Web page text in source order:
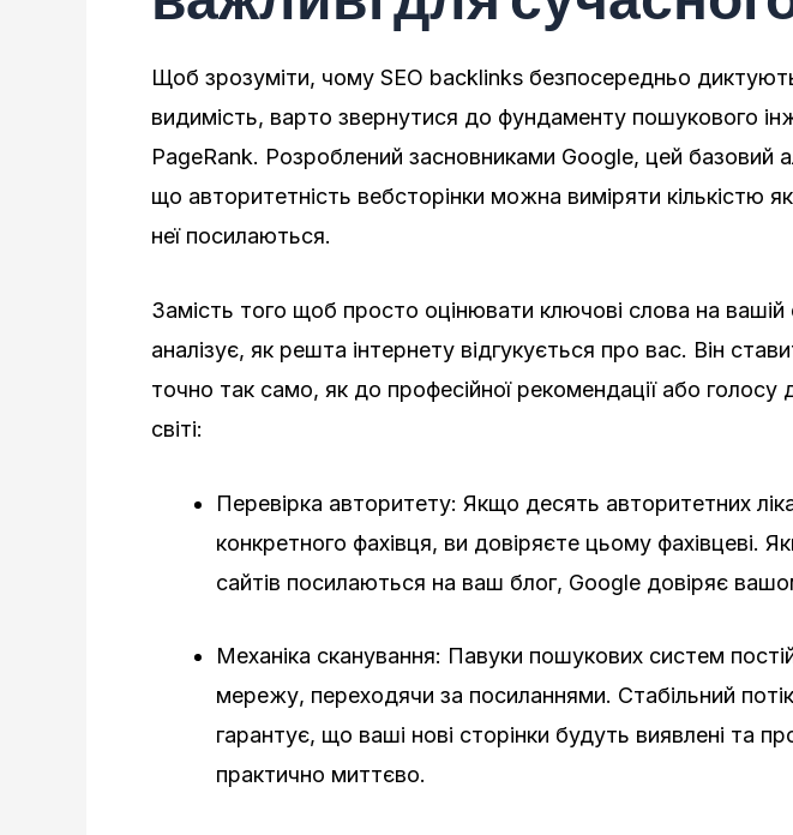
Щоб зрозуміти, чому SEO backlinks безпосередньо
видимість, варто звернутися до фундаменту пошукового
PageRank. Розроблений засновниками Google, цей базовий
що авторитетність вебсторінки можна виміряти кількістю
неї посилаються.
Замість того щоб просто оцінювати ключові слова на вашій
аналізує, як решта інтернету відгукується про вас. Він
точно так само, як до професійної рекомендації або голосу
світі:
Перевірка авторитету: Якщо десять авторитетних
конкретного фахівця, ви довіряєте цьому фахівцеві.
сайтів посилаються на ваш блог, Google довіряє
Механіка сканування: Павуки пошукових систем
мережу, переходячи за посиланнями. Стабільний потік
гарантує, що ваші нові сторінки будуть виявлені та
практично миттєво.